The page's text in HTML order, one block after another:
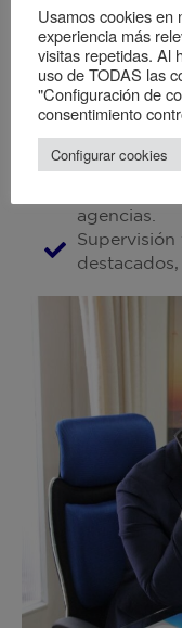
Fotografía
Eficiencia
Campaña
las
Alta en el
agencias.
Usamos cookies en
experiencia más
visitas repetidas. Al
uso de TODAS las
"Configuración de
consentimiento
Configurar cookies